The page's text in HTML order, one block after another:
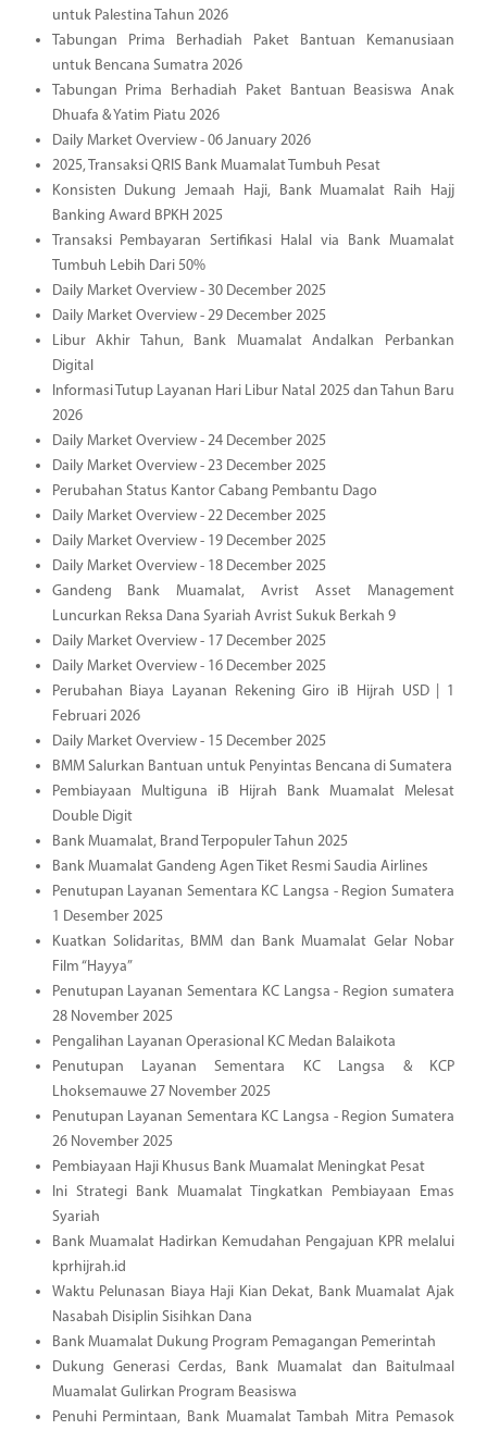
untuk Palestina Tahun 2026
Tabungan Prima Berhadiah Paket Bantuan Kemanusiaan
untuk Bencana Sumatra 2026
Tabungan Prima Berhadiah Paket Bantuan Beasiswa Anak
Dhuafa & Yatim Piatu 2026
Daily Market Overview - 06 January 2026
2025, Transaksi QRIS Bank Muamalat Tumbuh Pesat
Konsisten Dukung Jemaah Haji, Bank Muamalat Raih Hajj
Banking Award BPKH 2025
Transaksi Pembayaran Sertifikasi Halal via Bank Muamalat
Tumbuh Lebih Dari 50%
Daily Market Overview - 30 December 2025
Daily Market Overview - 29 December 2025
Libur Akhir Tahun, Bank Muamalat Andalkan Perbankan
Digital
Informasi Tutup Layanan Hari Libur Natal 2025 dan Tahun Baru
2026
Daily Market Overview - 24 December 2025
Daily Market Overview - 23 December 2025
Perubahan Status Kantor Cabang Pembantu Dago
Daily Market Overview - 22 December 2025
Daily Market Overview - 19 December 2025
Daily Market Overview - 18 December 2025
Gandeng Bank Muamalat, Avrist Asset Management
Luncurkan Reksa Dana Syariah Avrist Sukuk Berkah 9
Daily Market Overview - 17 December 2025
Daily Market Overview - 16 December 2025
Perubahan Biaya Layanan Rekening Giro iB Hijrah USD | 1
Februari 2026
Daily Market Overview - 15 December 2025
BMM Salurkan Bantuan untuk Penyintas Bencana di Sumatera
Pembiayaan Multiguna iB Hijrah Bank Muamalat Melesat
Double Digit
Bank Muamalat, Brand Terpopuler Tahun 2025
Bank Muamalat Gandeng Agen Tiket Resmi Saudia Airlines
Penutupan Layanan Sementara KC Langsa - Region Sumatera
1 Desember 2025
Kuatkan Solidaritas, BMM dan Bank Muamalat Gelar Nobar
Film “Hayya”
Penutupan Layanan Sementara KC Langsa - Region sumatera
28 November 2025
Pengalihan Layanan Operasional KC Medan Balaikota
Penutupan Layanan Sementara KC Langsa & KCP
Lhoksemauwe 27 November 2025
Penutupan Layanan Sementara KC Langsa - Region Sumatera
26 November 2025
Pembiayaan Haji Khusus Bank Muamalat Meningkat Pesat
Ini Strategi Bank Muamalat Tingkatkan Pembiayaan Emas
Syariah
Bank Muamalat Hadirkan Kemudahan Pengajuan KPR melalui
kprhijrah.id
Waktu Pelunasan Biaya Haji Kian Dekat, Bank Muamalat Ajak
Nasabah Disiplin Sisihkan Dana
Bank Muamalat Dukung Program Pemagangan Pemerintah
Dukung Generasi Cerdas, Bank Muamalat dan Baitulmaal
Muamalat Gulirkan Program Beasiswa
Penuhi Permintaan, Bank Muamalat Tambah Mitra Pemasok